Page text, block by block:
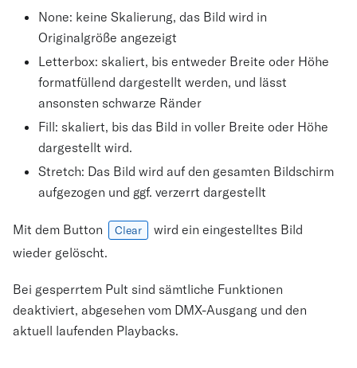
None: keine Skalierung, das Bild wird in
Originalgröße angezeigt
Letterbox: skaliert, bis entweder Breite oder Höhe
formatfüllend dargestellt werden, und lässt
ansonsten schwarze Ränder
Fill: skaliert, bis das Bild in voller Breite oder Höhe
dargestellt wird.
Stretch: Das Bild wird auf den gesamten Bildschirm
aufgezogen und ggf. verzerrt dargestellt
Mit dem Button Clear
wird ein eingestelltes Bild
wieder gelöscht.
Bei gesperrtem Pult sind sämtliche Funktionen
deaktiviert, abgesehen vom DMX-Ausgang und den
aktuell laufenden Playbacks.